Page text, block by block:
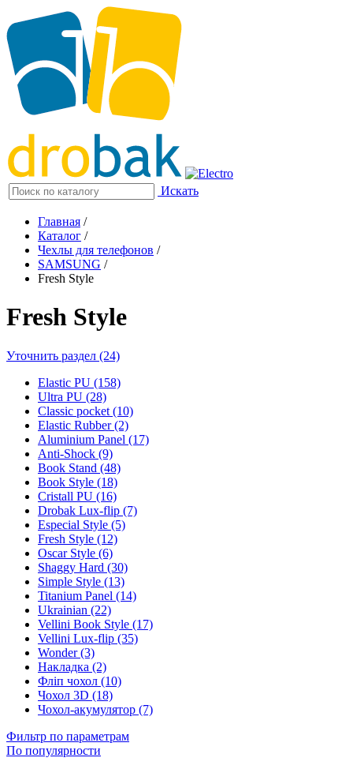
Искать
Главная /
Каталог /
Чехлы для телефонов /
SAMSUNG /
Fresh Style
Fresh Style
Уточнить раздел (24)
Elastic PU (158)
Ultra PU (28)
Classic pocket (10)
Elastic Rubber (2)
Aluminium Panel (17)
Anti-Shock (9)
Book Stand (48)
Book Style (18)
Cristall PU (16)
Drobak Lux-flip (7)
Especial Style (5)
Fresh Style (12)
Oscar Style (6)
Shaggy Hard (30)
Simple Style (13)
Titanium Panel (14)
Ukrainian (22)
Vellini Book Style (17)
Vellini Lux-flip (35)
Wonder (3)
Накладка (2)
Фліп чохол (10)
Чохол 3D (18)
Чохол-акумулятор (7)
Фильтр по параметрам
По популярности